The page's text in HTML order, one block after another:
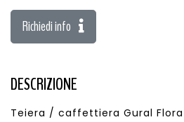
Richiedi info
DESCRIZIONE
Teiera / caffettiera Gural